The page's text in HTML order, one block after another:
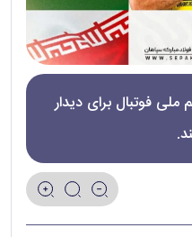
ملی فوتبال برای دیدار